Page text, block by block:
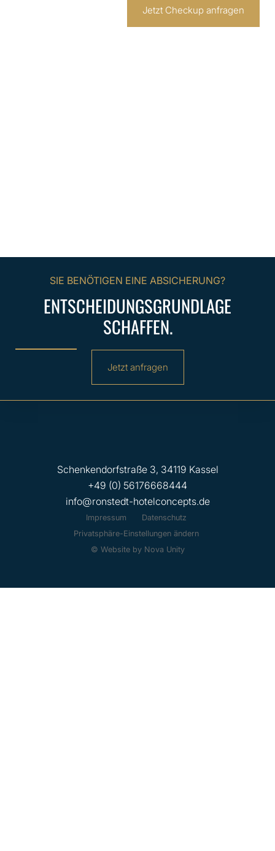
Jetzt Checkup anfragen
SIE BENÖTIGEN EINE ABSICHERUNG?
ENTSCHEIDUNGSGRUNDLAGE
SCHAFFEN.
Jetzt anfragen
Schenkendorfstraße 3, 34119 Kassel
+49 (0) 56176668444
info@ronstedt-hotelconcepts.de
Impressum
Datenschutz
Privatsphäre-Einstellungen ändern
© Website by Nova Unity